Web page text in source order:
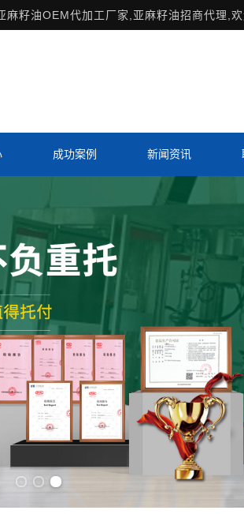
籽油OEM代加工厂家,亚麻籽油招商代理,欢
成功案例 新闻资讯